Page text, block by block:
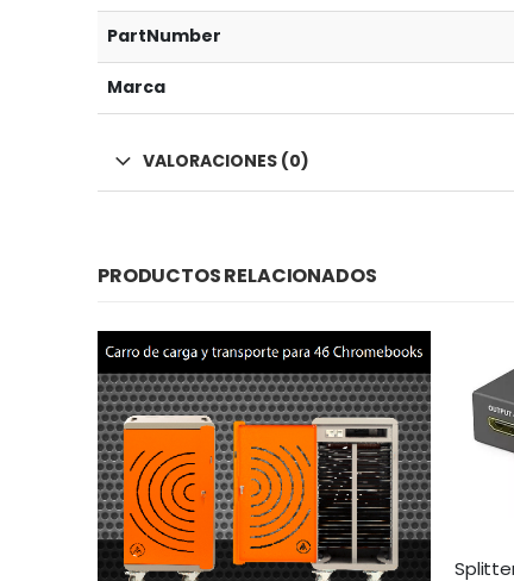
PartNumber
Marca
VALORACIONES (0)
PRODUCTOS RELACIONADOS